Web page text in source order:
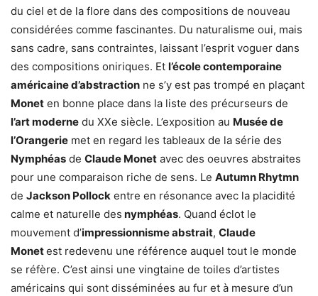
du ciel et de la flore dans des compositions de nouveau
considérées comme fascinantes. Du naturalisme oui, mais
sans cadre, sans contraintes, laissant l’esprit voguer dans
des compositions oniriques. Et l’école contemporaine
américaine d’abstraction ne s’y est pas trompé en plaçant
Monet en bonne place dans la liste des précurseurs de
l’art moderne du XXe siècle. L’exposition au Musée de
l’Orangerie met en regard les tableaux de la série des
Nymphéas de Claude Monet avec des oeuvres abstraites
pour une comparaison riche de sens. Le Autumn Rhytmn
de Jackson Pollock entre en résonance avec la placidité
calme et naturelle des nymphéas. Quand éclot le
mouvement d’impressionnisme abstrait, Claude
Monetest redevenu une référence auquel tout le monde
se réfère. C’est ainsi une vingtaine de toiles d’artistes
américains qui sont disséminées au fur et à mesure d’un